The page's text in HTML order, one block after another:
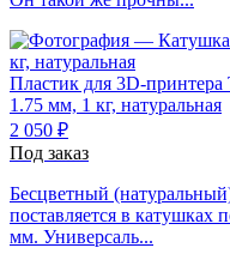
Пластик для 3D-принтера
1.75 мм, 1 кг, натуральная
2 050 ₽
Под заказ
Бесцветный
поставляется в катушках
мм. Универсаль...